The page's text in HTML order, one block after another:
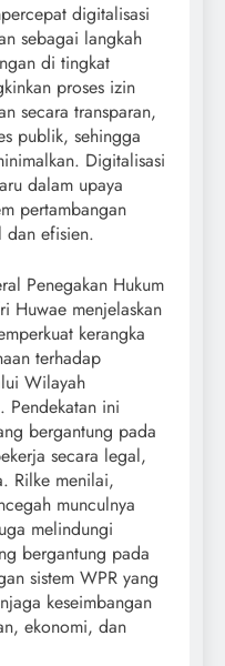
digitalisasi
sebagai langkah
di tingkat
proses izin
secara transparan,
publik, sehingga
Digitalisasi
dalam upaya
pertambangan
dan efisien.
Penegakan Hukum
Huwae menjelaskan
kerangka
terhadap
Wilayah
Pendekatan ini
bergantung pada
secara legal,
Rilke menilai,
munculnya
melindungi
bergantung pada
sistem WPR yang
keseimbangan
ekonomi, dan